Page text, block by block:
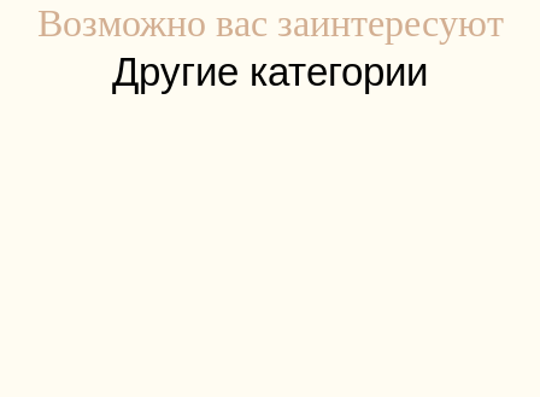
Возможно вас заинтересуют
Другие категории